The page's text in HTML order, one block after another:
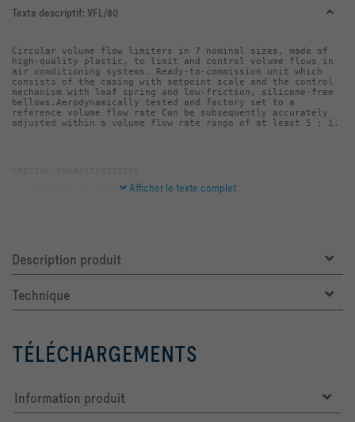
Texte descriptif: VFL/80
Circular volume flow limiters in 7 nominal sizes, made of
high-quality plastic, to limit and control volume flows in
air conditioning systems. Ready-to-commission unit which
consists of the casing with setpoint scale and the control
mechanism with leaf spring and low-friction, silicone-free
bellows.Aerodynamically tested and factory set to a
reference volume flow rate Can be subsequently accurately
adjusted within a volume flow rate range of at least 5 : 1.
-   Aerodynamically tested and factory set to a reference
-   Sticker showing volume flow rates (in l/s, m³/h and
Afficher le texte complet
Description produit
Technique
TÉLÉCHARGEMENTS
Information produit